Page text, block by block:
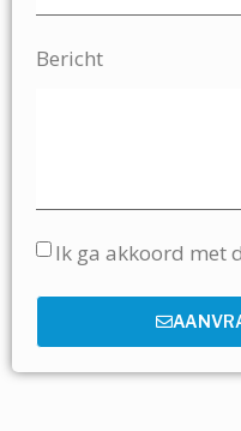
Bericht
Ik ga akkoord met